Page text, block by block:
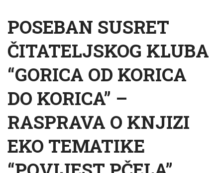
POSEBAN SUSRET
ČITATELJSKOG KLUBA
“GORICA OD KORICA
DO KORICA” –
RASPRAVA O KNJIZI
EKO TEMATIKE